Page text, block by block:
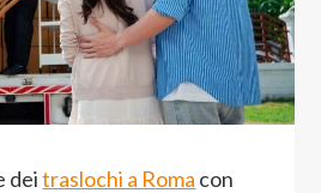
deitraslochi a Roma con